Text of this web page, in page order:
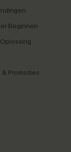
Beginnen
Promoties